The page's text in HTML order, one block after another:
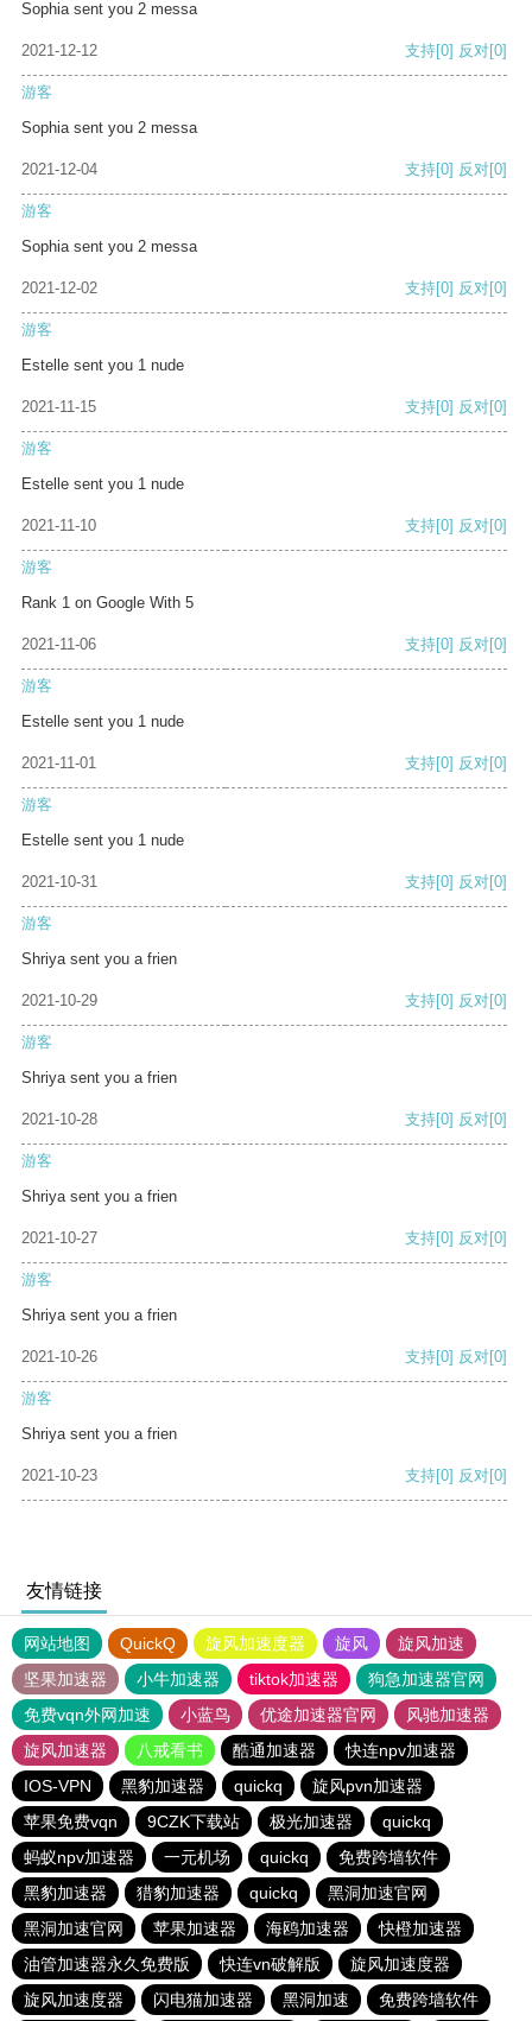
Sophia sent you 2 messa
2021-12-12 支持[0] 反对[0]
游客
Sophia sent you 2 messa
2021-12-04 支持[0] 反对[0]
游客
Sophia sent you 2 messa
2021-12-02 支持[0] 反对[0]
游客
Estelle sent you 1 nude
2021-11-15 支持[0] 反对[0]
游客
Estelle sent you 1 nude
2021-11-10 支持[0] 反对[0]
游客
Rank 1 on Google With 5
2021-11-06 支持[0] 反对[0]
游客
Estelle sent you 1 nude
2021-11-01 支持[0] 反对[0]
游客
Estelle sent you 1 nude
2021-10-31 支持[0] 反对[0]
游客
Shriya sent you a frien
2021-10-29 支持[0] 反对[0]
游客
Shriya sent you a frien
2021-10-28 支持[0] 反对[0]
游客
Shriya sent you a frien
2021-10-27 支持[0] 反对[0]
游客
Shriya sent you a frien
2021-10-26 支持[0] 反对[0]
游客
Shriya sent you a frien
2021-10-23 支持[0] 反对[0]
友情链接
网站地图 QuickQ 旋风加速度器 旋风
旋风加速
坚果加速器
小牛加速器 tiktok加速器
狗急加速器官网
免费vqn外网加速
小蓝鸟 优途加速器官网
风驰加速器
旋风加速器
八戒看书 酷通加速器
快连npv加速器
IOS-VPN
黑豹加速器 quickq
旋风pvn加速器
苹果免费vqn
9CZK下载站 极光加速器
quickq
蚂蚁npv加速器
一元机场 quickq
免费跨墙软件
黑豹加速器
猎豹加速器 quickq
黑洞加速官网
黑洞加速官网
苹果加速器 海鸥加速器
快橙加速器
油管加速器永久免费版
快连vn破解版
旋风加速度器
旋风加速度器
闪电猫加速器 黑洞加速 免费跨墙软件